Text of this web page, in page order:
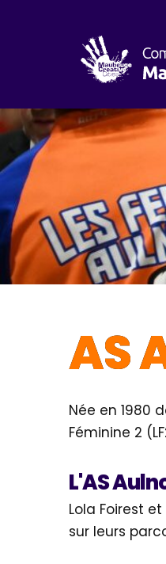
AS
Née en 1980
Féminine 2
L'AS
Lola Foirest
sur leurs